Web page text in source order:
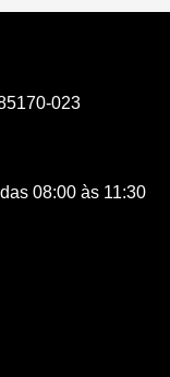
023
das 08:00 às 11:30